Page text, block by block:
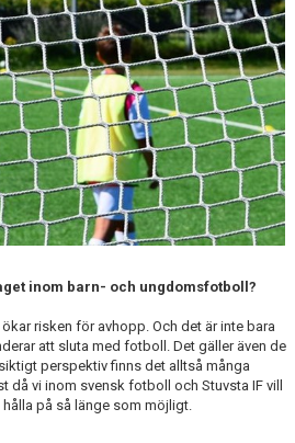
inom barn- och ungdomsfotboll?
risken för avhopp. Och det är inte bara
att sluta med fotboll. Det gäller även de
perspektiv finns det alltså många
då vi inom svensk fotboll och Stuvsta IF vill
på så länge som möjligt.